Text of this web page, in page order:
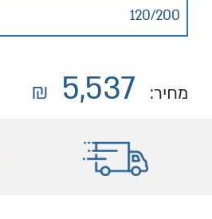
מחיר: 5,537
₪